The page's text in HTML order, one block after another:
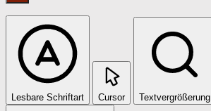
Lesbare Schriftart Cursor Textvergrößerung